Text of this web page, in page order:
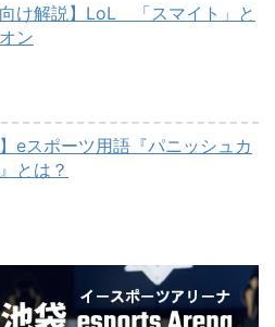
向け解説】LoL 「スマイト」と
ン
】eスポーツ用語『パニッシュカ
とは？